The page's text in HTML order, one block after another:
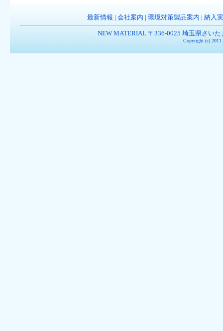
最新情報 会社案内 環境対策製品案内 納入
NEW MATERIAL 〒336-0025 埼玉県さい
Copyright (c)